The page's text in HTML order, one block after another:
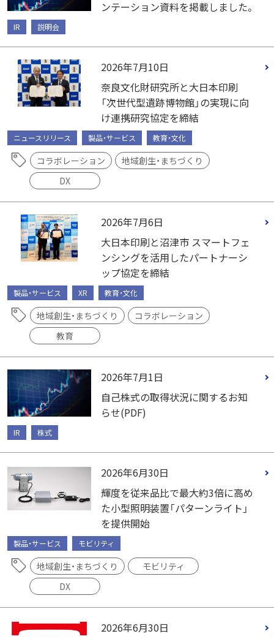
ンテーション資料を掲載しました。
IR 説明会
2026年7月10日
奈良文化財研究所と大日本印刷
「次世代型遺跡博物館」の実現に向
け連携研究協定を締結
ニュースリリース 製品・サービス 教育・文化
コラボレーション
地域創生・まちづくり
DX
2026年7月6日
大日本印刷と沼津市 スマートフェ
ンシングを活用したパートナーシ
ップ協定を締結
製品・サービス XR 教育・文化
地域創生・まちづくり
コラボレーション
教育
2026年7月1日
自己株式の取得状況に関するお知
らせ(PDF)
IR 株式
2026年6月30日
輝度を従来品比で最大約3倍に高め
た小型照明装置「パターンライト」
を提供開始
製品・サービス モビリティ
地域創生・まちづくり
モビリティ
DX
2026年6月30日